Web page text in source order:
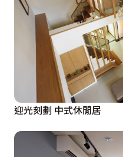
迎光刻劃 中式休閒居